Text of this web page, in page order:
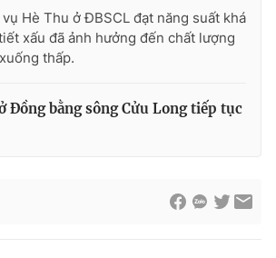
Bất động sản
Hè Thu ở ĐBSCL đạt năng suất khá
xấu đã ảnh hưởng đến chất lượng
thấp.
Đồng bằng sông Cửu Long tiếp tục